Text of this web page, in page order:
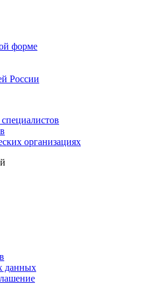
форме
России
организациях
данных